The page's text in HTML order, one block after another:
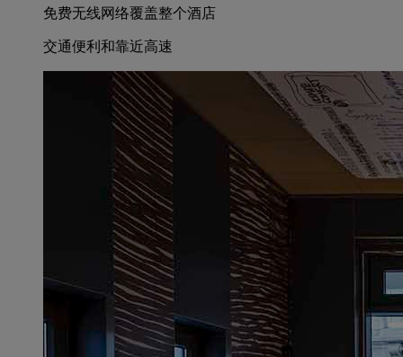
免费无线网络覆盖整个酒店
交通便利和靠近高速